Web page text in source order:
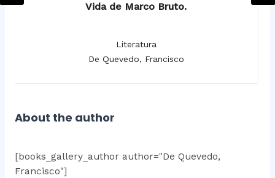
Vida de Marco Bruto.
Literatura
De Quevedo, Francisco
About the author
[books_gallery_author author="De Quevedo,
Francisco"]